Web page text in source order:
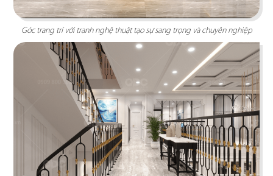
theo phong cách Âu hiện đại.
Chi tiết
Góc trang trí với tranh nghệ thuật tạo sự sang trọng và chuyên nghiệp